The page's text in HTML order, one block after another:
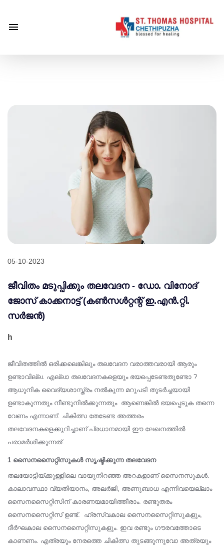
Accreditations
Achievements
Our
Updates
articles
Contact
Us
Book
Appointment
Download
App
05-10-2023
ജീവിതം മടുപ്പിക്കും തലവേദന - ഡോ. വിനോദ്
ജോസ് കാക്കനാട്ട് (കണ്‍സള്‍റ്റന്റ് ഇ.എന്‍.റ്റി.
സര്‍ജന്‍)
h
ജീവിതത്തില്‍ ഒരിക്കലെങ്കിലും തലവേദന വരാത്തവരായി ആരും
ഉണ്ടാവില്ല. എല്ലാ തലവേദനകളെയും ഭയപ്പെടേണ്ടതുണ്ടോ ?
ആധുനിക വൈദ്യശാസ്ത്രം നല്‍കുന്ന മറുപടി തുടര്‍ച്ചയായി
ഉണ്ടാകുന്നതും നീണ്ടുനില്‍ക്കുന്നതും ആണെങ്കില്‍ ഭയപ്പെടുക തന്നെ
വേണം എന്നാണ്. ചികിത്സ തേടേണ്ട അത്തരം
തലവേദനകളെക്കുറിച്ചാണ് പ്രധാനമായി ഈ ലേഖനത്തില്‍
പരാമര്‍ശിക്കുന്നത്.
1 സൈനസൈറ്റിസുകള്‍ സൃഷ്ടിക്കുന്ന തലവേദന
തലയോട്ടിയ്ക്കുള്ളിലെ വായുനിറഞ്ഞ അറകളാണ് സൈനസുകള്‍.
കാലാവസ്ഥാ വ്യതിയാനം, അലര്‍ജി, അണുബാധ എന്നിവയെല്ലാം
സൈനസൈറ്റിസിന് കാരണയമായിത്തീരാം. രണ്ടുതരം
സൈനസൈറ്റിസ് ഉണ്ട്. ഹ്രസ്വകാല സൈനസൈറ്റിസുകളും,
ദീര്‍ഘകാല സൈനസൈറ്റിസുകളും. ഇവ രണ്ടും ഗൗരവത്തോടെ
കാണണം. എത്രയും നേരത്തെ ചികിത്സ തുടങ്ങുന്നുവോ അത്രയും